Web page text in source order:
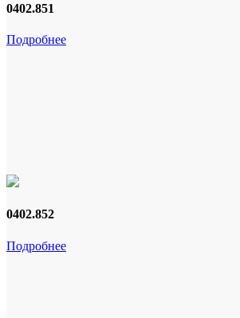
0402.851
Подробнее
0402.852
Подробнее